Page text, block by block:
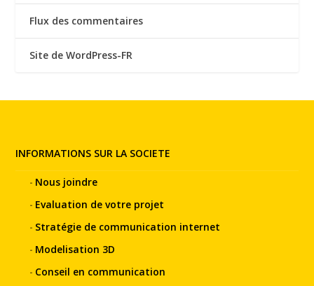
Flux des commentaires
Site de WordPress-FR
INFORMATIONS SUR LA SOCIETE
Nous joindre
Evaluation de votre projet
Stratégie de communication internet
Modelisation 3D
Conseil en communication